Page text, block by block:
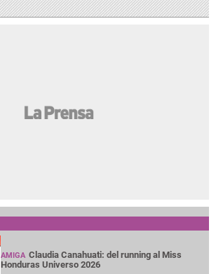
AMIGA Claudia Canahuati: del running al Miss
Honduras Universo 2026